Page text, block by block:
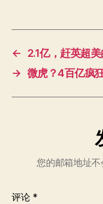
←
2.1亿，赶英超
→ 微虎？4百亿疯
您的邮箱地址不
评论 *